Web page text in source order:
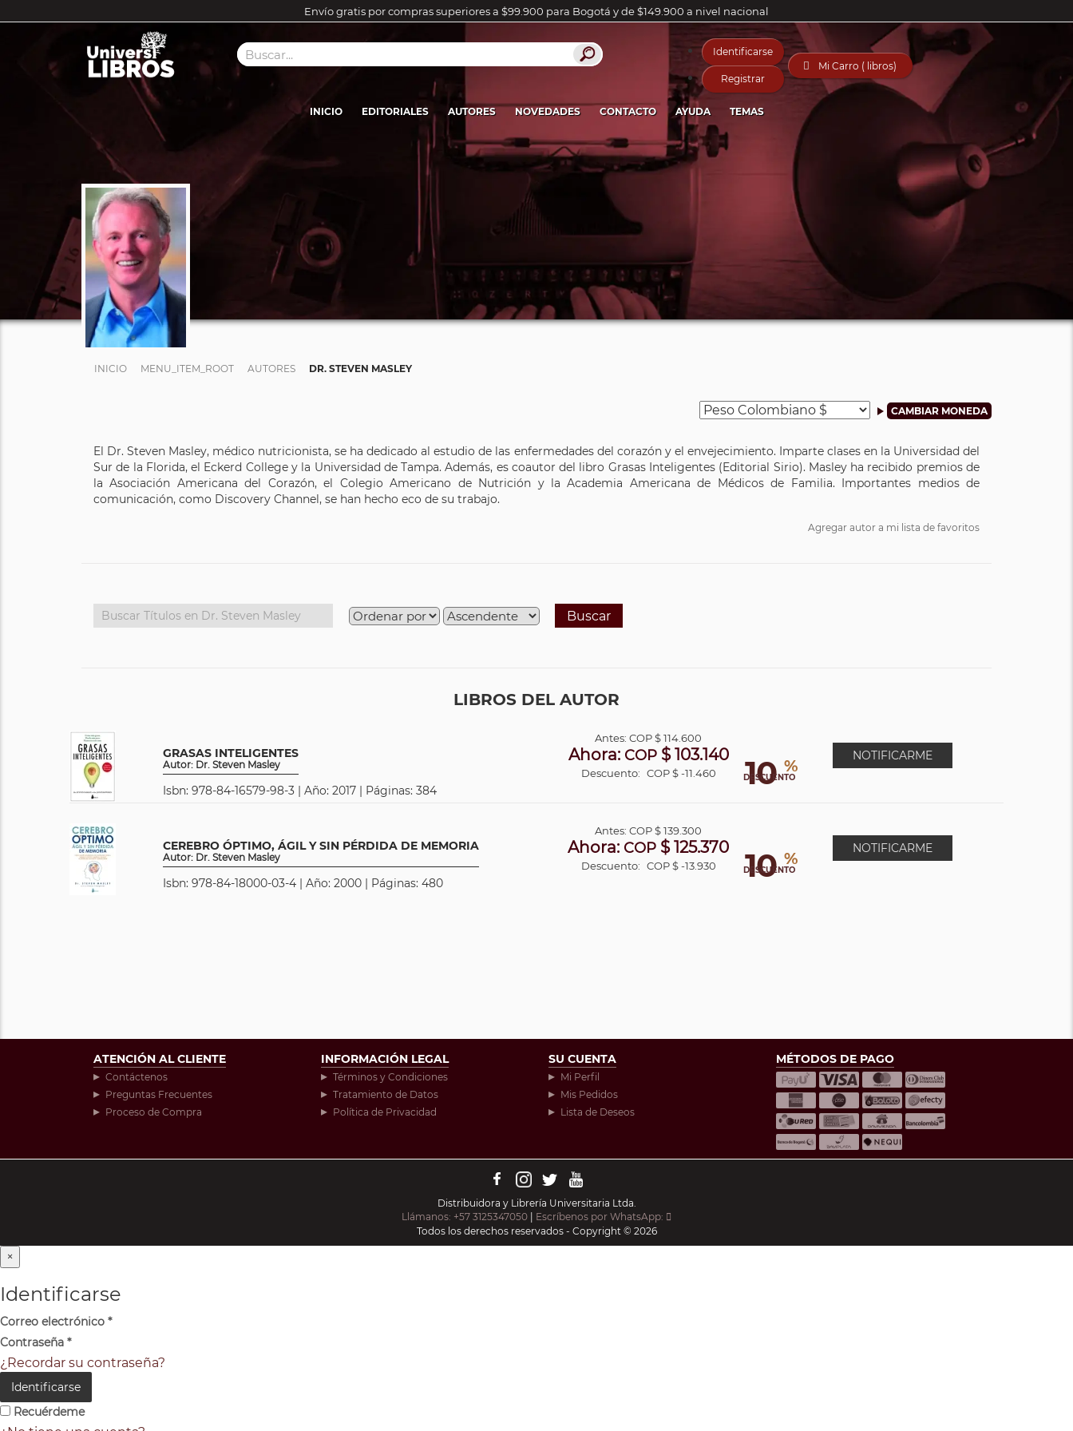
Envío gratis por compras superiores a $99.900 para Bogotá y de $149.900 a nivel nacional
Identificarse
Registrar
 Mi Carro ( libros)
INICIO EDITORIALES AUTORES NOVEDADES CONTACTO AYUDA TEMAS
INICIO MENU_ITEM_ROOT AUTORES DR. STEVEN MASLEY
El Dr. Steven Masley, médico nutricionista, se ha dedicado al estudio de las enfermedades del corazón y el envejecimiento. Imparte clases en la Universidad del
Sur de la Florida, el Eckerd College y la Universidad de Tampa. Además, es coautor del libro Grasas Inteligentes (Editorial Sirio). Masley ha recibido premios de
la Asociación Americana del Corazón, el Colegio Americano de Nutrición y la Academia Americana de Médicos de Familia. Importantes medios de
comunicación, como Discovery Channel, se han hecho eco de su trabajo.
Agregar autor a mi lista de favoritos
Buscar
LIBROS DEL AUTOR
GRASAS INTELIGENTES
Autor: Dr. Steven Masley
Isbn: 978-84-16579-98-3 | Año: 2017 | Páginas: 384 10 %
DESCUENTO
Antes:COP$ 114.600
Ahora: COP$ 103.140
Descuento: COP $ -11.460
NOTIFICARME
CEREBRO ÓPTIMO, ÁGIL Y SIN PÉRDIDA DE MEMORIA
Autor: Dr. Steven Masley
Isbn: 978-84-18000-03-4 | Año: 2000 | Páginas: 480 10 %
DESCUENTO
Antes:COP$ 139.300
Ahora: COP $ 125.370
Descuento: COP $ -13.930
NOTIFICARME
ATENCIÓN AL CLIENTE
Contáctenos
Preguntas Frecuentes
Proceso de Compra
INFORMACIÓN LEGAL
Términos y Condiciones
Tratamiento de Datos
Política de Privacidad
SU CUENTA
Mi Perfil
Mis Pedidos
Lista de Deseos
MÉTODOS DE PAGO
Distribuidora y Librería Universitaria Ltda.
Llámanos: +57 3125347050
Escríbenos por WhatsApp:
Todos los derechos reservados - Copyright © 2026
×
Identificarse
Correo electrónico *
Contraseña *
¿Recordar su contraseña?
Identificarse
Recuérdeme